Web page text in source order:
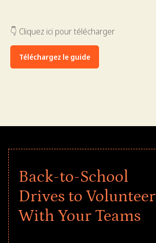
👇 Cliquez ici pour télécharger
Téléchargez le guide
Back-to-School
Drives to Volunteer
With Your Teams